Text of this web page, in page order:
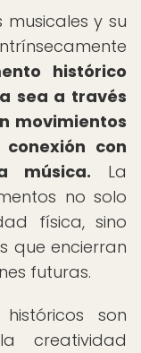
musicales y su
histórico
sea a través
movimientos
con
música. La
no solo
física, sino
que encierran
futuras.
son
creatividad